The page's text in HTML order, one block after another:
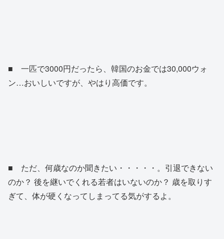
■ 一匹で3000円だったら、韓国のお金では30,000ウォ
ン…おいしいですが、やはり高価です。
■ ただ、何歳なのか聞きたい・・・・・。引退できない
のか？ 後を継いでくれる若者はいないのか？ 歳を取りす
ぎて、体が硬くなってしまってる気がするよ。